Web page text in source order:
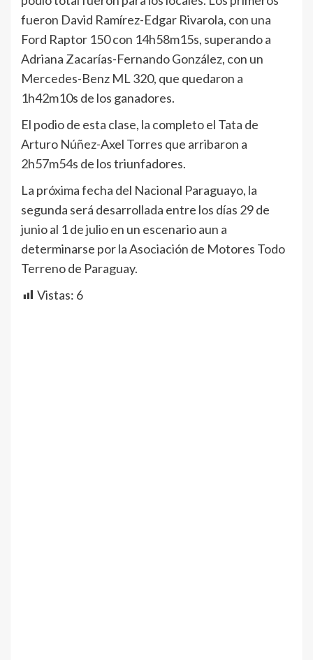
fueron David Ramírez-Edgar Rivarola, con una
Ford Raptor 150 con 14h58m15s, superando a
Adriana Zacarías-Fernando González, con un
Mercedes-Benz ML 320, que quedaron a
1h42m10s de los ganadores.
El podio de esta clase, la completo el Tata de
Arturo Núñez-Axel Torres que arribaron a
2h57m54s de los triunfadores.
La próxima fecha del Nacional Paraguayo, la
segunda será desarrollada entre los días 29 de
junio al 1 de julio en un escenario aun a
determinarse por la Asociación de Motores Todo
Terreno de Paraguay.
Vistas: 6